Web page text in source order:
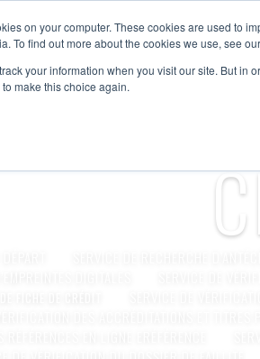
on your computer. These cookies are used to
To find out more about the cookies we use, see
your information when you visit our site. But in
make this choice again.
ACCUEIL
DE